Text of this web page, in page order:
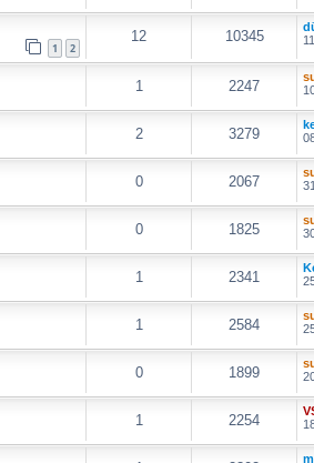
1 2
12 10345
1 2247
2 3279
0 2067
0 1825
1 2341
1 2584
0 1899
1 2254